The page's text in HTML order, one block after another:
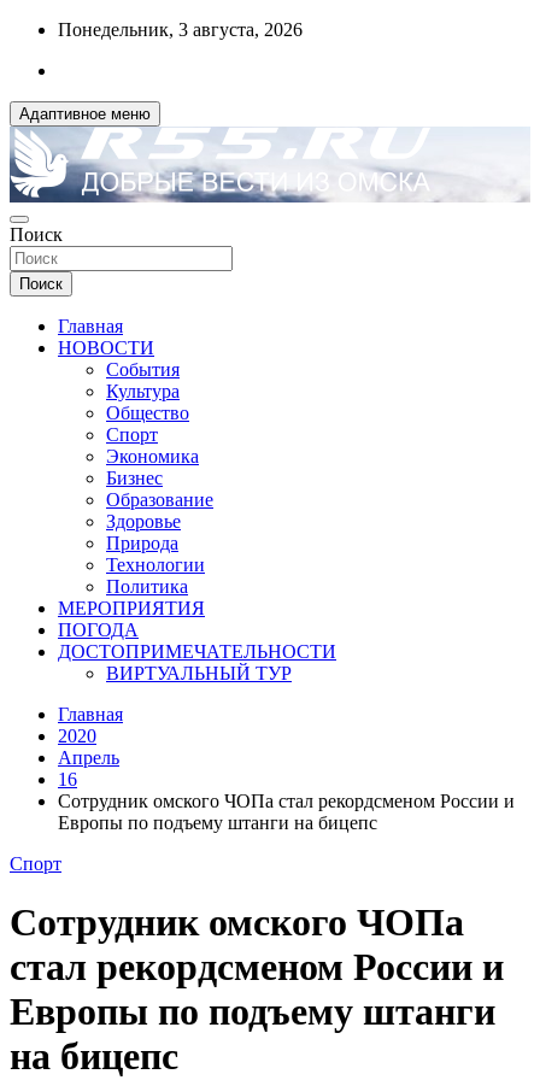
Перейти
содержимому
Понедельник, 3 августа, 2026
Адаптивное меню
R55.RU
ДОБРЫЕ ВЕСТИ ИЗ ОМСКА
Поиск
Поиск
Главная
НОВОСТИ
События
Культура
Общество
Спорт
Экономика
Бизнес
Образование
Здоровье
Природа
Технологии
Политика
МЕРОПРИЯТИЯ
ПОГОДА
ДОСТОПРИМЕЧАТЕЛЬНОСТИ
ВИРТУАЛЬНЫЙ ТУР
Главная
2020
Апрель
16
Сотрудник омского ЧОПа стал рекордсменом России и
Европы по подъему штанги на бицепс
Спорт
Сотрудник омского ЧОПа
стал рекордсменом России и
Европы по подъему штанги
на бицепс